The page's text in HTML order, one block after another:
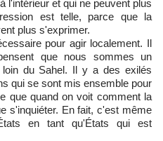
l'intérieur et qui ne peuvent plus
est telle, parce que la
plus s'exprimer.
pour agir localement. Il
que nous sommes un
du Sahel. Il y a des exilés
qui se sont mis ensemble pour
que quand on voit comment la
s'inquiéter. En fait, c'est même
en tant qu'États qui est